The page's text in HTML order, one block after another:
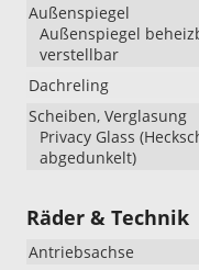
Außenspiegel
Außenspiegel
verstellbar
Dachreling
Scheiben, Verglasung
Privacy Glass
abgedunkelt)
Räder & Technik
Antriebsachse